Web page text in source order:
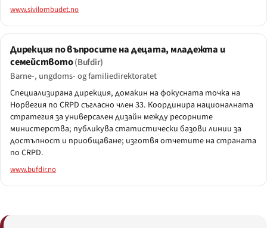
www.sivilombudet.no
Дирекция по въпросите на децата, младежта и
семейството(Bufdir)
Barne-, ungdoms- og familiedirektoratet
Специализирана дирекция, домакин на фокусната точка на
Норвегия по CRPD съгласно член 33. Координира националната
стратегия за универсален дизайн между ресорните
министерства; публикува статистически базови линии за
достъпност и приобщаване; изготвя отчетите на страната
по CRPD.
www.bufdir.no